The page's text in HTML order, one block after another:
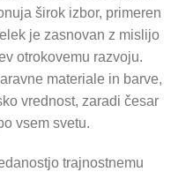
širok izbor, primeren
je zasnovan z mislijo
otrokovemu razvoju.
materiale in barve,
vrednost, zaradi česar
vsem svetu.
trajnostnemu